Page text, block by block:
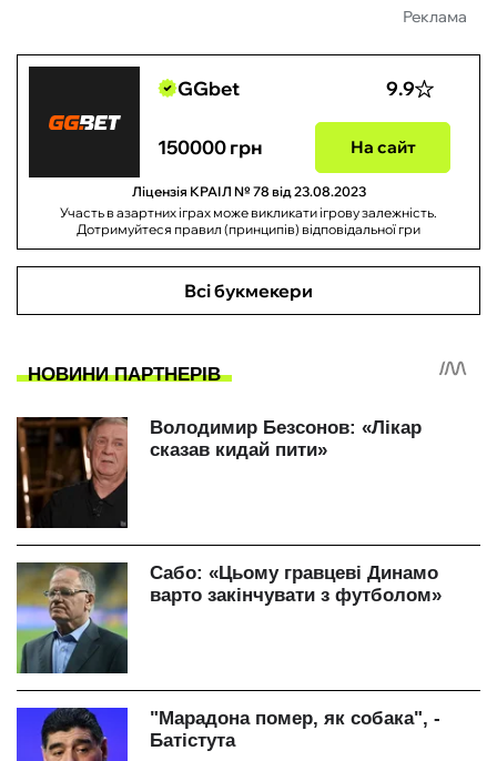
Реклама
GGbet 9.9
150000 грн На сайт
Ліцензія КРАІЛ № 78 від 23.08.2023
Участь в азартних іграх може викликати ігрову залежність.
Дотримуйтеся правил (принципів) відповідальної гри
Всі букмекери